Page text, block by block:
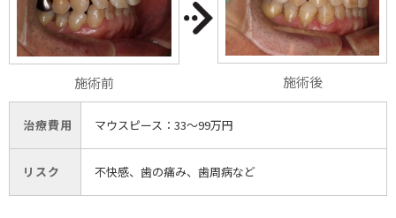
施術前 施術後
治療費用 マウスピース：33〜99万円
リスク 不快感、歯の痛み、歯周病など